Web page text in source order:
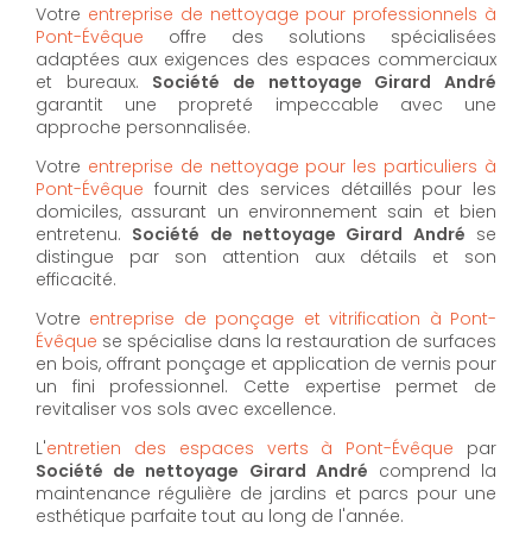
Votre entreprise de nettoyage pour professionnels à
Pont-Évêque offre des solutions spécialisées
adaptées aux exigences des espaces commerciaux
et bureaux. Société de nettoyage Girard André
garantit une propreté impeccable avec une
approche personnalisée.
Votre entreprise de nettoyage pour les particuliers à
Pont-Évêque fournit des services détaillés pour les
domiciles, assurant un environnement sain et bien
entretenu. Société de nettoyage Girard André se
distingue par son attention aux détails et son
efficacité.
Votre entreprise de ponçage et vitrification à Pont-
Évêque se spécialise dans la restauration de surfaces
en bois, offrant ponçage et application de vernis pour
un fini professionnel. Cette expertise permet de
revitaliser vos sols avec excellence.
L'entretien des espaces verts à Pont-Évêque par
Société de nettoyage Girard André comprend la
maintenance régulière de jardins et parcs pour une
esthétique parfaite tout au long de l'année.